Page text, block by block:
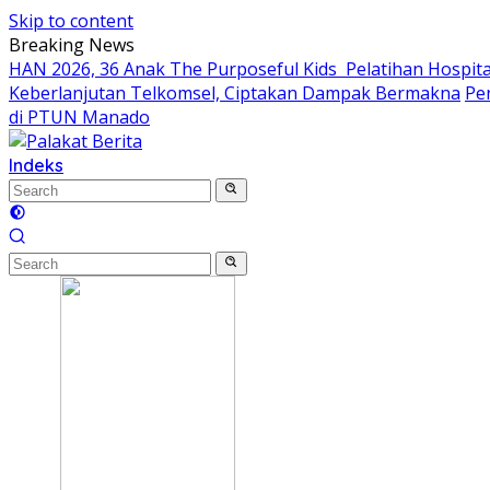
Skip to content
Breaking News
HAN 2026, 36 Anak The Purposeful Kids Pelatihan
Keberlanjutan Telkomsel, Ciptakan Dampak Bermakna
di PTUN Manado
Indeks